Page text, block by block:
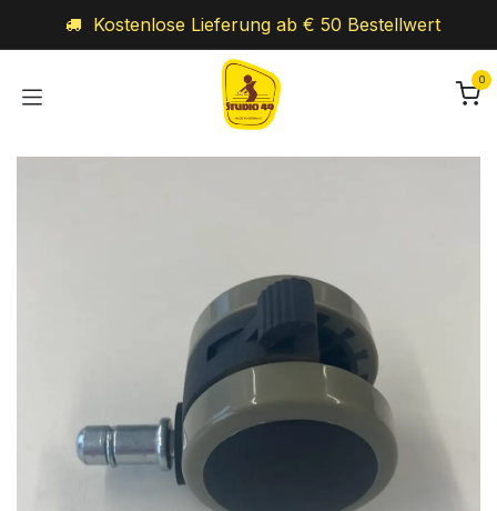
Kostenlose Lieferung ab € 50 Bestellwert
0